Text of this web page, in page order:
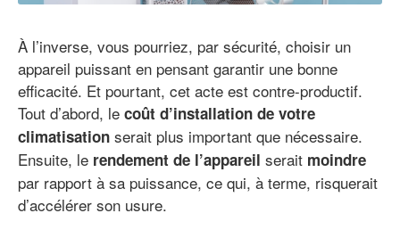
À l’inverse, vous pourriez, par sécurité, choisir un
appareil puissant en pensant garantir une bonne
efficacité. Et pourtant, cet acte est contre-productif.
Tout d’abord, le coût d’installation de votre
climatisation serait plus important que nécessaire.
Ensuite, le rendement de l’appareil serait moindre
par rapport à sa puissance, ce qui, à terme, risquerait
d’accélérer son usure.